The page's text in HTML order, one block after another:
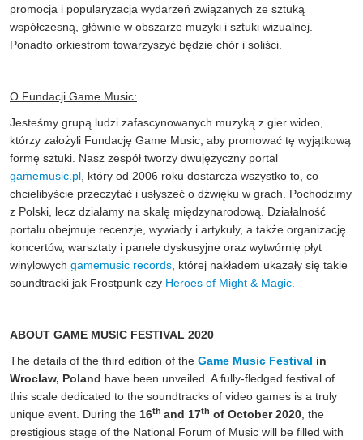
promocja i popularyzacja wydarzeń związanych ze sztuką
współczesną, głównie w obszarze muzyki i sztuki wizualnej.
Ponadto orkiestrom towarzyszyć będzie chór i soliści.
O Fundacji Game Music:
Jesteśmy grupą ludzi zafascynowanych muzyką z gier wideo,
którzy założyli Fundację Game Music, aby promować tę wyjątkową
formę sztuki. Nasz zespół tworzy dwujęzyczny portal
gamemusic.pl, który od 2006 roku dostarcza wszystko to, co
chcielibyście przeczytać i usłyszeć o dźwięku w grach. Pochodzimy
z Polski, lecz działamy na skalę międzynarodową. Działalność
portalu obejmuje recenzje, wywiady i artykuły, a także organizację
koncertów, warsztaty i panele dyskusyjne oraz wytwórnię płyt
winylowych gamemusic records, której nakładem ukazały się takie
soundtracki jak Frostpunk czy Heroes of Might & Magic.
ABOUT GAME MUSIC FESTIVAL 2020
The details of the third edition of the Game Music Festival in
Wroclaw, Poland have been unveiled. A fully-fledged festival of
this scale dedicated to the soundtracks of video games is a truly
unique event. During the 16th and 17th of October 2020, the
prestigious stage of the National Forum of Music will be filled with